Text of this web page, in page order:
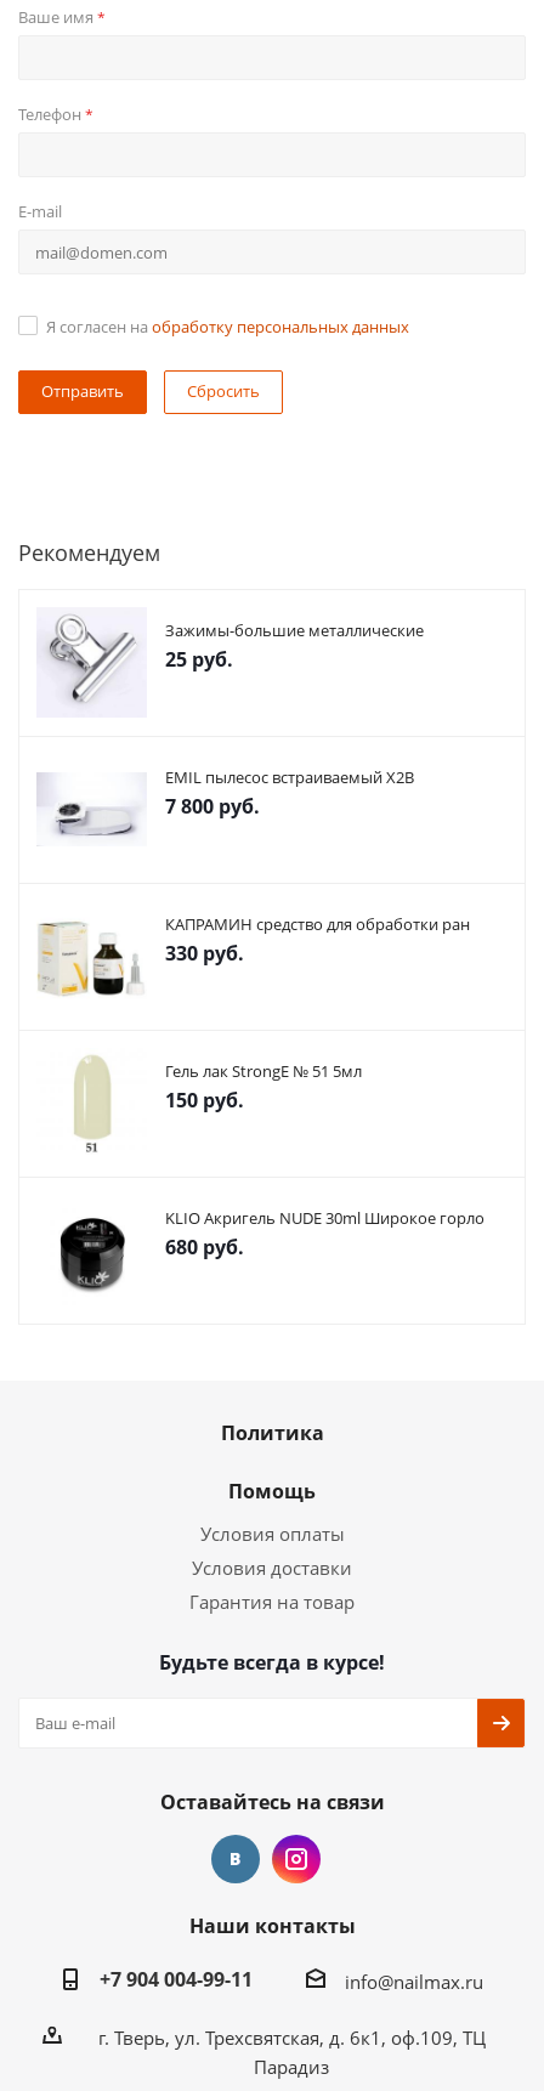
Ваше имя *
Телефон *
E-mail
Я согласен на обработку персональных данных
Сбросить
Рекомендуем
Зажимы-большие металлические
25 руб.
EMIL пылесос встраиваемый X2В
7 800 руб.
КАПРАМИН средство для обработки ран
330 руб.
Гель лак StrongE № 51 5мл
150 руб.
KLIO Акригель NUDE 30ml Широкое горло
680 руб.
Политика
Помощь
Условия оплаты
Условия доставки
Гарантия на товар
Будьте всегда в курсе!
Оставайтесь на связи
Наши контакты
+7 904 004-99-11
info@nailmax.ru
г. Тверь, ул. Трехсвятская, д. 6к1, оф.109, ТЦ
Парадиз